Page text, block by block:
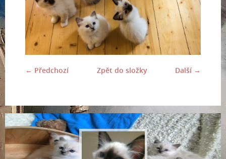
← Předchozí Další →
Zpět do složky